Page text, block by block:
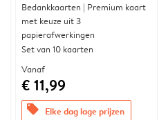
Bedankkaarten | Premium kaart
met keuze uit 3
papierafwerkingen
Set van 10 kaarten
Vanaf
€ 11,99
offers Elke dag lage prijzen